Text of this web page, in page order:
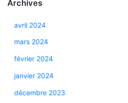
Archives
avril 2024
mars 2024
février 2024
janvier 2024
décembre 2023